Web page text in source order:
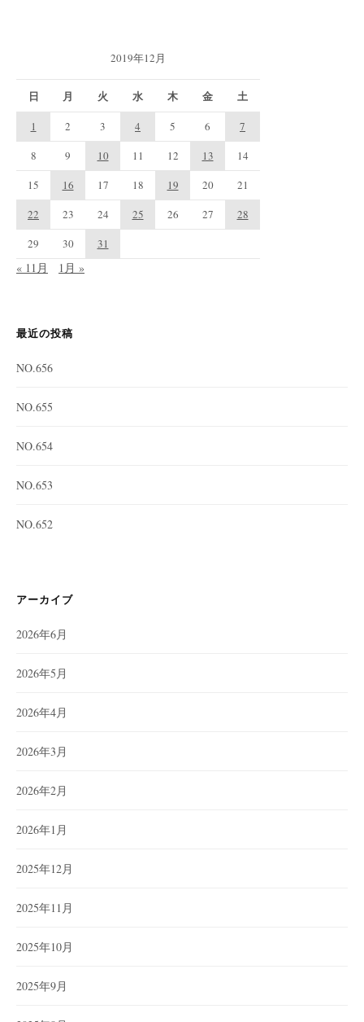
2019年12月
日 月 火 水 木 金 土
1 2 3 4 5 6
7
8
9 10 11 12 13
14
15
16 17 18 19 20
21
22
23 24 25 26 27
28
29
30 31
« 11月 1月 »
最近の投稿
NO.656
NO.655
NO.654
NO.653
NO.652
アーカイブ
2026年6月
2026年5月
2026年4月
2026年3月
2026年2月
2026年1月
2025年12月
2025年11月
2025年10月
2025年9月